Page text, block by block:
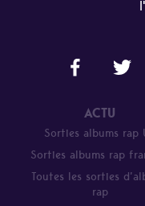
ACTU
Sorties albums rap
Sorties albums rap
Toutes les sorties
rap